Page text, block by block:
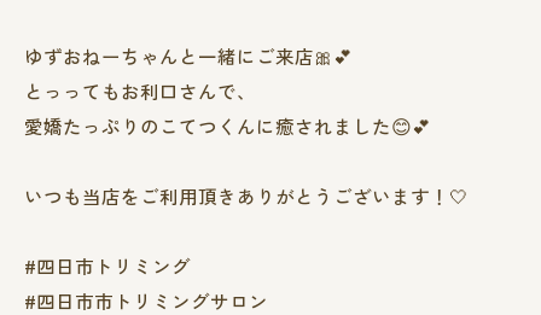
ゆずおねーちゃんと一緒にご来店🎀💕
とっってもお利口さんで、
愛嬌たっぷりのこてつくんに癒されました😊💕
いつも当店をご利用頂きありがとうございます！🤍
#四日市トリミング
#四日市市トリミングサロン